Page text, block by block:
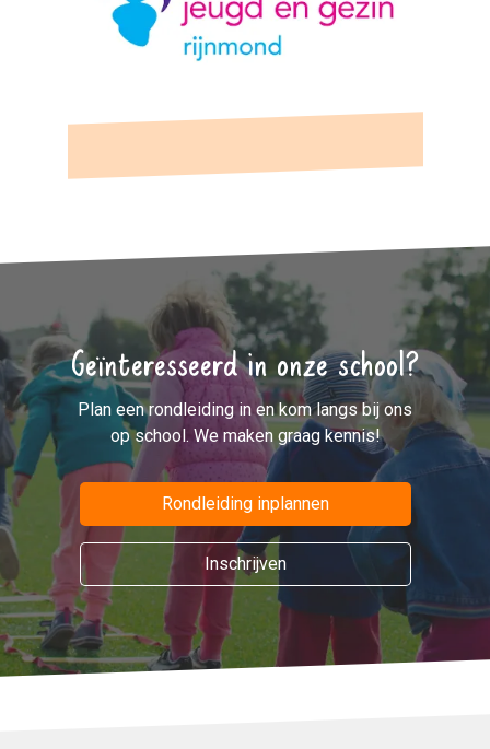
Geïnteresseerd in onze school?
Plan een rondleiding in en kom langs bij ons
op school. We maken graag kennis!
Rondleiding inplannen
Inschrijven